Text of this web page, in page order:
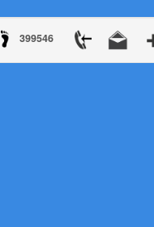
399546